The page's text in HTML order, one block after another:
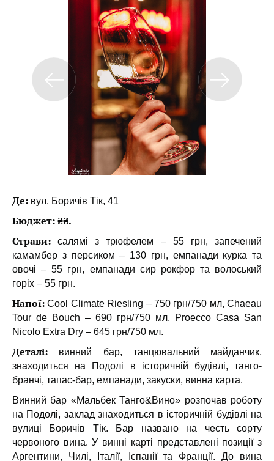
Де: вул. Боричів Тік, 41
Бюджет: ₴₴.
Страви: салямі з трюфелем – 55 грн, запечений
камамбер з персиком – 130 грн, емпанади курка та
овочі – 55 грн, емпанади сир рокфор та волоський
горіх – 55 грн.
Напої: Cool Climate Riesling – 750 грн/750 мл, Chaeau
Tour de Bouch – 690 грн/750 мл, Proecco Casa San
Nicolo Extra Dry – 645 грн/750 мл.
Деталі: винний бар, танцювальний майданчик,
знаходиться на Подолі в історичній будівлі, танго-
бранчі, тапас-бар, емпанади, закуски, винна карта.
Винний бар «Мальбек Танго&Вино» розпочав роботу
на Подолі, заклад знаходиться в історичній будівлі на
вулиці Боричів Тік. Бар названо на честь сорту
червоного вина. У винні карті представлені позиції з
Аргентини, Чилі, Італії, Іспанії та Франції. До вина